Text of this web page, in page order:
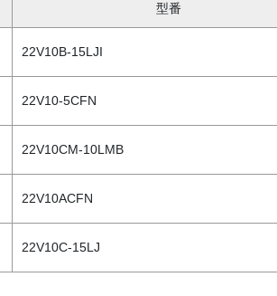
型番
22V10B-15LJI
22V10-5CFN
22V10CM-10LMB
22V10ACFN
22V10C-15LJ